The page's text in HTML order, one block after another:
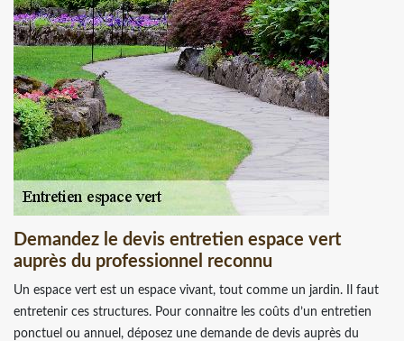
Demandez le devis entretien espace vert
auprès du professionnel reconnu
Un espace vert est un espace vivant, tout comme un jardin. Il faut
entretenir ces structures. Pour connaitre les coûts d’un entretien
ponctuel ou annuel, déposez une demande de devis auprès du